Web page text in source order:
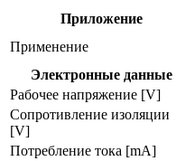
Приложение
Применение
Электронные данные
Рабочее напряжение [V]
Сопротивление изоляции
[V]
Потребление тока [mA]